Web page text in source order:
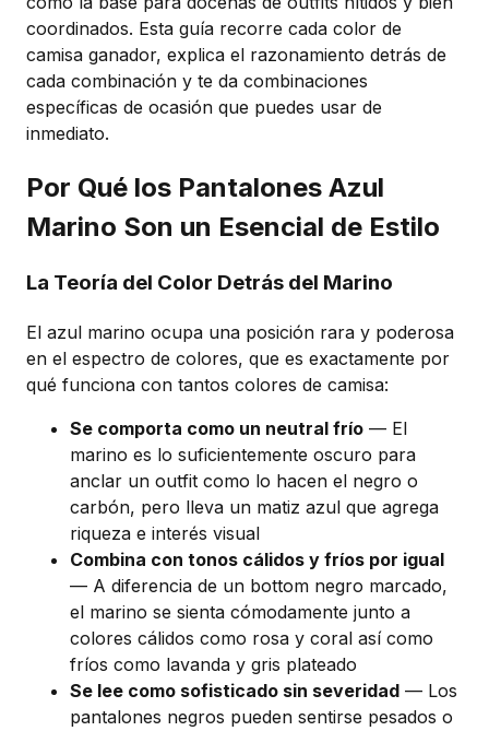
coordinados. Esta guía recorre cada color de
camisa ganador, explica el razonamiento detrás de
cada combinación y te da combinaciones
específicas de ocasión que puedes usar de
inmediato.
Por Qué los Pantalones Azul
Marino Son un Esencial de Estilo
La Teoría del Color Detrás del Marino
El azul marino ocupa una posición rara y poderosa
en el espectro de colores, que es exactamente por
qué funciona con tantos colores de camisa:
Se comporta como un neutral frío — El
marino es lo suficientemente oscuro para
anclar un outfit como lo hacen el negro o
carbón, pero lleva un matiz azul que agrega
riqueza e interés visual
Combina con tonos cálidos y fríos por igual
— A diferencia de un bottom negro marcado,
el marino se sienta cómodamente junto a
colores cálidos como rosa y coral así como
fríos como lavanda y gris plateado
Se lee como sofisticado sin severidad — Los
pantalones negros pueden sentirse pesados o